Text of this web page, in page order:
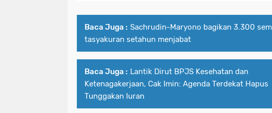
Baca Juga : Sachrudin-Maryono bagikan 3.300
tasyakuran setahun menjabat
Baca Juga : Lantik Dirut BPJS Kesehatan dan
Ketenagakerjaan, Cak Imin: Agenda Terdekat Hapus
Tunggakan Iuran